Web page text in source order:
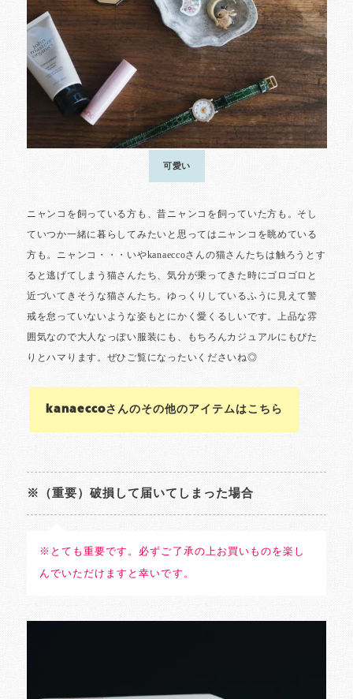
kanaeccoさんのその他のアイテムはこちら
※（重要）破損して届いてしまった場合
※とても重要です。必ずご了承の上お買いものを楽し
んでいただけますと幸いです。